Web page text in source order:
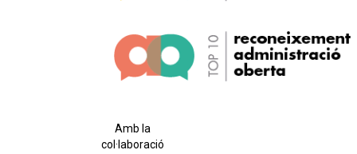
Amb la
col·laboració